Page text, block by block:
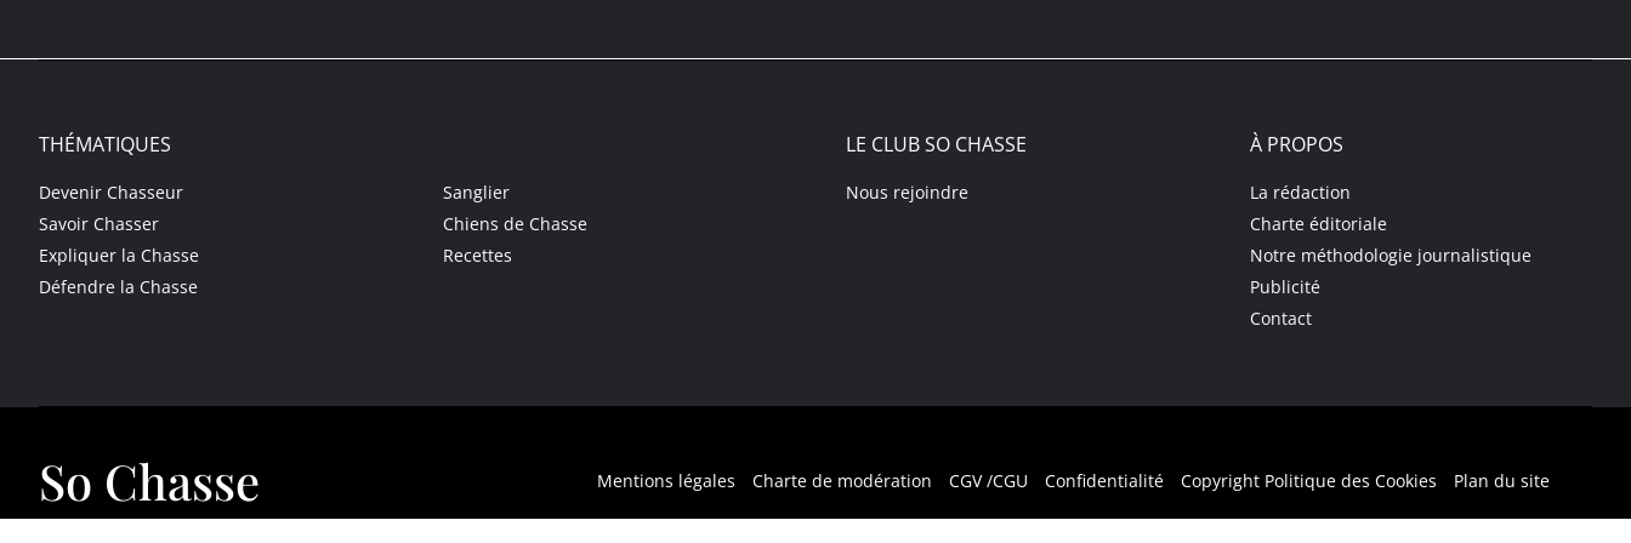
THÉMATIQUES
Devenir Chasseur
Savoir Chasser
Expliquer la Chasse
Défendre la Chasse
Sanglier
Chiens de Chasse
Recettes
LE CLUB SO CHASSE
Nous rejoindre
À PROPOS
La rédaction
Charte éditoriale
Notre méthodologie journalistique
Publicité
Contact
So Chasse Mentions légales Charte de modération CGV /CGU Confidentialité Copyright Politique des Cookies Plan du site